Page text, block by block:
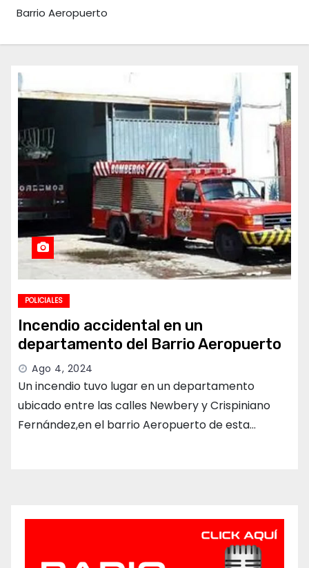
Barrio Aeropuerto
POLICIALES
Incendio accidental en un
departamento del Barrio Aeropuerto
Ago 4, 2024
Un incendio tuvo lugar en un departamento
ubicado entre las calles Newbery y Crispiniano
Fernández,en el barrio Aeropuerto de esta…